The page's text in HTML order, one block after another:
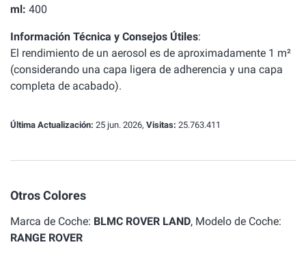
ml: 400
Información Técnica y Consejos Útiles:
El rendimiento de un aerosol es de aproximadamente 1 m²
(considerando una capa ligera de adherencia y una capa
completa de acabado).
Última Actualización: 25 jun. 2026, Visitas: 25.763.411
Otros Colores
Marca de Coche: BLMC ROVER LAND, Modelo de Coche:
RANGE ROVER